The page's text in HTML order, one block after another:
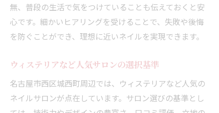
無、普段の生活で気をつけていることも伝えておくと安
心です。細かいヒアリングを受けることで、失敗や後悔
を防ぐことができ、理想に近いネイルを実現できます。
ウィステリアなど人気サロンの選択基準
名古屋市西区城西町周辺では、ウィステリアなど人気の
ネイルサロンが点在しています。サロン選びの基準とし